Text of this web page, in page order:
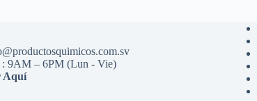
: 9AM – 6PM (Lun - Vie)
Aquí